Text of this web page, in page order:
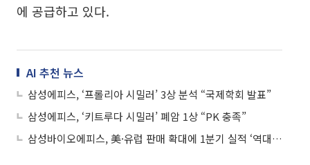
에 공급하고 있다.
AI 추천 뉴스
삼성에피스, ‘프롤리아 시밀러’ 3상 분석 “국제학회 발표”
삼성에피스, ‘키트루다 시밀러’ 폐암 1상 “PK 충족”
삼성바이오에피스, 美·유럽 판매 확대에 1분기 실적 ‘역대 최대’